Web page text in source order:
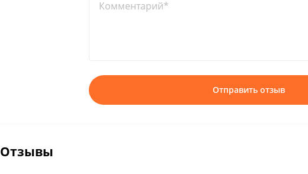
Комментарий*
Отправить отзыв
Отзывы